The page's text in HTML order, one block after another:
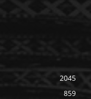
2045
859